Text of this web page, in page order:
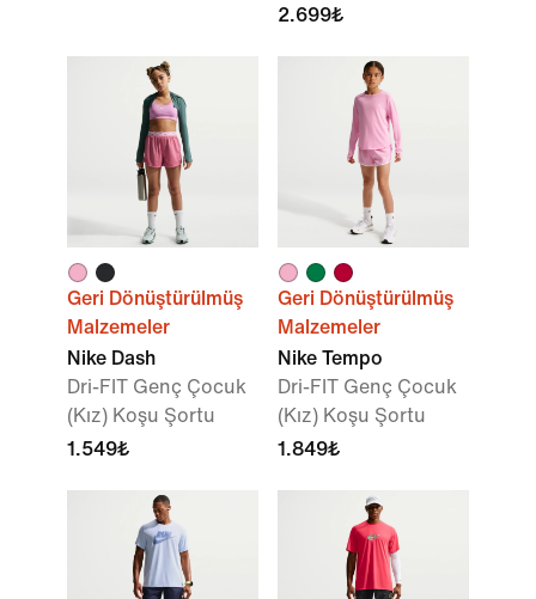
2.699₺
Geri Dönüştürülmüş
Malzemeler
Nike Dash
Dri-FIT Genç Çocuk
(Kız) Koşu Şortu
1.549₺
Geri Dönüştürülmüş
Malzemeler
Nike Tempo
Dri-FIT Genç Çocuk
(Kız) Koşu Şortu
1.849₺